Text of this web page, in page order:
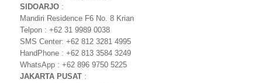
SIDOARJO :
Mandiri Residence F6 No. 8 Krian
Telpon : +62 31 9989 0038
SMS Center: +62 812 3281 4995
HandPhone : +62 813 3584 3249
WhatsApp : +62 896 9750 5225
JAKARTA PUSAT :